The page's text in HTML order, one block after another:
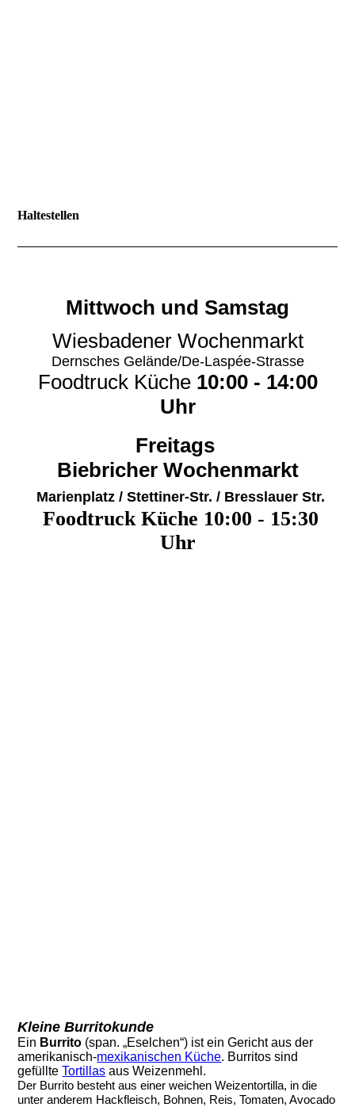
Haltestellen
Mittwoch und Samstag
Wiesbadener Wochenmarkt
Dernsches Gelände/De-Laspée-Strasse
Foodtruck Küche10:00 - 14:00
Uhr
Freitags
Biebricher Wochenmarkt
Marienplatz / Stettiner-Str. / Bresslauer Str.
Foodtruck Küche 10:00 - 15:30
Uhr
Kleine Burritokunde
Ein Burrito (span. „Eselchen“) ist ein Gericht aus der
amerikanisch-mexikanischen Küche. Burritos sind
gefüllteTortillas aus Weizenmehl.
Der Burrito besteht aus einer weichen Weizentortilla, in die
unter anderem Hackfleisch, Bohnen, Reis, Tomaten, Avocado